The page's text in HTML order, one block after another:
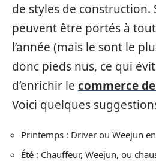
de styles de construction.
peuvent être portés à
l’année (mais le sont le
donc pieds nus, ce qui
d’enrichir le commerce
Voici quelques
Printemps : Driver ou Weejun
Été : Chauffeur, Weejun, ou